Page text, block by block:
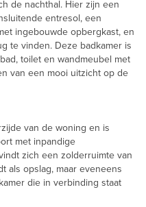
de nachthal. Hier zijn een
entresol, een
ingebouwde opbergkast, en
te vinden. Deze badkamer is
toilet en wandmeubel met
van een mooi uitzicht op de
van de woning en is
met inpandige
zich een zolderruimte van
als opslag, maar eveneens
die in verbinding staat